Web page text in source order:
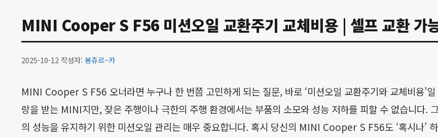
MINI Cooper S F56 미션오일 교환주기 교체비용 | 셀프 교환 가
2025-10-12 작성자: 봉쥬르~카
MINI Cooper S F56 오너라면 누구나 한 번쯤 고민하게 되는 질문, 바로 ‘미션오일 교환주기와 교체비용’
랑을 받는 MINI지만, 잦은 주행이나 극한의 주행 환경에서는 부품의 소모와 성능 저하를 피할 수 없습니다.
의 성능을 유지하기 위한 미션오일 관리는 매우 중요합니다. 혹시 당신의 MINI Cooper S F56도 ‘혹시나’